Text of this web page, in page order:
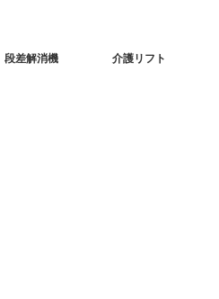
段差解消機 介護リフト